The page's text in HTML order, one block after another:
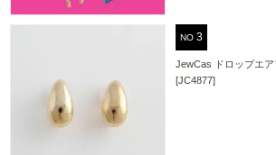
NO
JewCas ドロップエ
[JC4877]